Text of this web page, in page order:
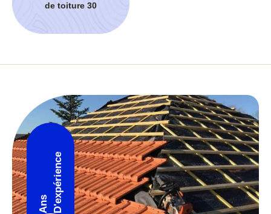
de toiture 30
Ans D'expérience